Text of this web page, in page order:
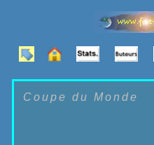
Coupe du Monde